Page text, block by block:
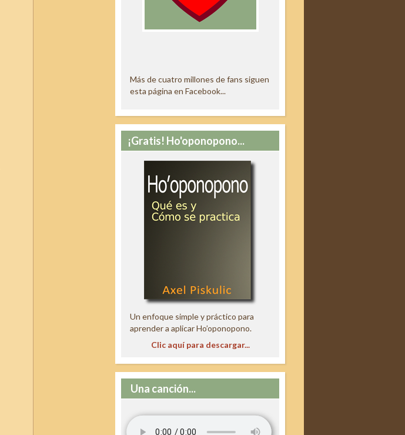
Más de cuatro millones de fans siguen
esta página en Facebook...
¡Gratis! Ho'oponopono...
Un enfoque simple y práctico para
aprender a aplicar Ho’oponopono.
Clic aquí para descargar...
Una canción...